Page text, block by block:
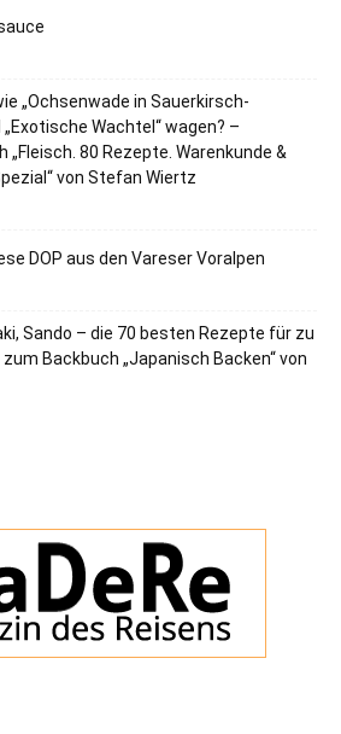
„Ochsenwade in Sauerkirsch-
Wachtel“ wagen? –
80 Rezepte. Warenkunde &
von Stefan Wiertz
DOP aus den Vareser Voralpen
Sando – die 70 besten Rezepte für zu
Backbuch „Japanisch Backen“ von